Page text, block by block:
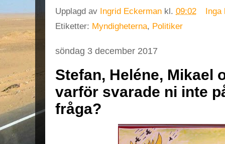
Upplagd av Ingrid Eckerman kl. 09:02
Inga
Etiketter: Myndigheterna, Politiker
söndag 3 december 2017
Stefan, Heléne, Mikael
varför svarade ni inte
fråga?